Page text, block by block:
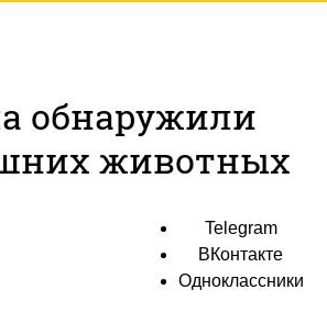
обнаружили
животных
Telegram
ВКонтакте
Одноклассники